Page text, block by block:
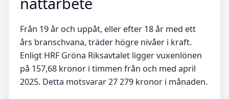
Från 19 år och uppåt, eller efter 18 år med ett
års branschvana, träder högre nivåer i kraft.
Enligt HRF Gröna Riksavtalet ligger vuxenlönen
på 157,68 kronor i timmen från och med april
2025. Detta motsvarar 27 279 kronor i månaden.